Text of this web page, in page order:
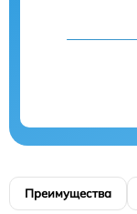
Преимущества